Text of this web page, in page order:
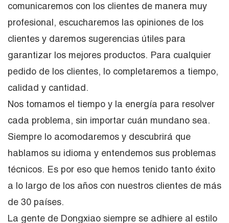
comunicaremos con los clientes de manera muy
profesional, escucharemos las opiniones de los
clientes y daremos sugerencias útiles para
garantizar los mejores productos. Para cualquier
pedido de los clientes, lo completaremos a tiempo,
calidad y cantidad.
Nos tomamos el tiempo y la energía para resolver
cada problema, sin importar cuán mundano sea.
Siempre lo acomodaremos y descubrirá que
hablamos su idioma y entendemos sus problemas
técnicos. Es por eso que hemos tenido tanto éxito
a lo largo de los años con nuestros clientes de más
de 30 países.
La gente de Dongxiao siempre se adhiere al estilo